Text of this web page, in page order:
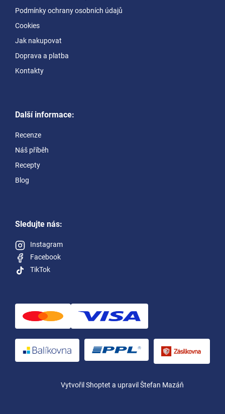
Podmínky ochrany osobních údajů
Cookies
Jak nakupovat
Doprava a platba
Kontakty
Další informace:
Recenze
Náš příběh
Recepty
Blog
Sledujte nás:
Instagram
Facebook
TikTok
Vytvořil Shoptet a upravil Štefan Mazáň